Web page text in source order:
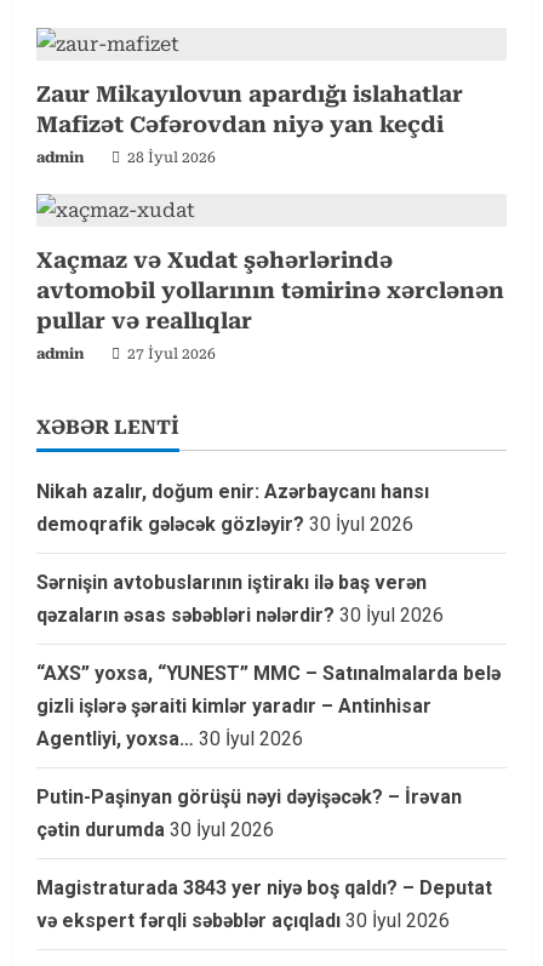
n
g
Zaur Mikayılovun apardığı islahatlar
Mafizət Cəfərovdan niyə yan keçdi
admin 28 İyul 2026
Xaçmaz və Xudat şəhərlərində
avtomobil yollarının təmirinə xərclənən
pullar və reallıqlar
admin 27 İyul 2026
XƏBƏR LENTİ
Nikah azalır, doğum enir: Azərbaycanı hansı
demoqrafik gələcək gözləyir? 30 İyul 2026
Sərnişin avtobuslarının iştirakı ilə baş verən
qəzaların əsas səbəbləri nələrdir? 30 İyul 2026
“AXS” yoxsa, “YUNEST” MMC – Satınalmalarda belə
gizli işlərə şəraiti kimlər yaradır – Antinhisar
Agentliyi, yoxsa… 30 İyul 2026
Putin-Paşinyan görüşü nəyi dəyişəcək? – İrəvan
çətin durumda 30 İyul 2026
Magistraturada 3843 yer niyə boş qaldı? – Deputat
və ekspert fərqli səbəblər açıqladı 30 İyul 2026